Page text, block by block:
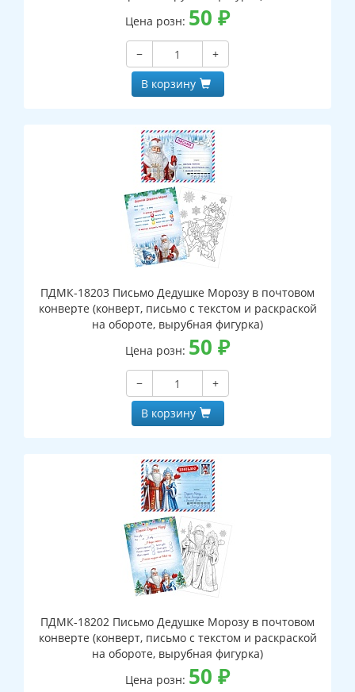
Цена розн: 50 ₽
−
+
В корзину
ПДМК-18203 Письмо Дедушке Морозу в почтовом
конверте (конверт, письмо с текстом и раскраской
на обороте, вырубная фигурка)
Цена розн: 50 ₽
−
+
В корзину
ПДМК-18202 Письмо Дедушке Морозу в почтовом
конверте (конверт, письмо с текстом и раскраской
на обороте, вырубная фигурка)
Цена розн: 50 ₽